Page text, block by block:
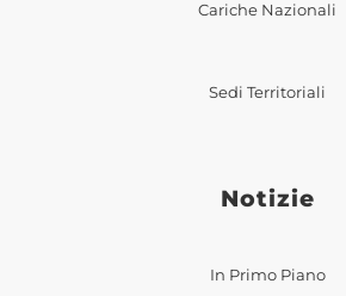
Cariche Nazionali
Sedi Territoriali
Notizie
In Primo Piano